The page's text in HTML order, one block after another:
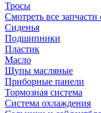
Тросы
Смотреть все запчасти
Сиденья
Подшипники
Пластик
Масло
Щупы масляные
Приборные панели
Тормозная система
Система охлаждения